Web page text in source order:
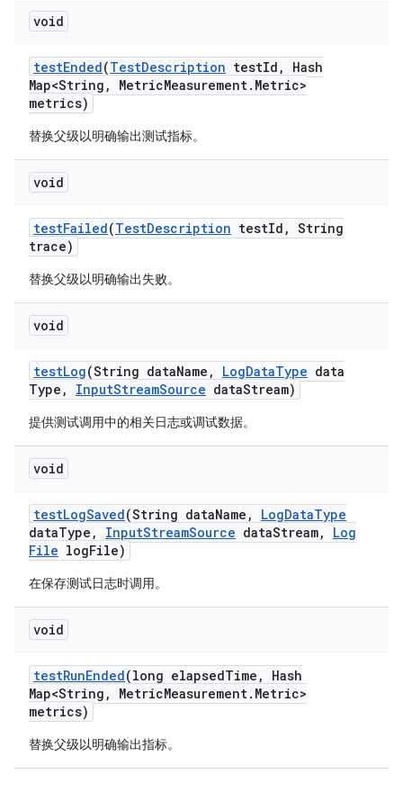
void
testEnded(TestDescription testId ,
Hash
Map<String , MetricMeasurement. Metric>
metrics)
替换父级以明确输出测试指标。
void
testFailed(TestDescription testId , String
trace)
替换父级以明确输出失败。
void
testLog(String dataName , LogDataType data
Type , InputStreamSource dataStream)
提供测试调用中的相关日志或调试数据。
void
testLogSaved(String dataName , LogDataType
dataType , InputStreamSource dataStream,
Log
File logFile)
在保存测试日志时调用。
void
testRunEnded(long elapsedTime ,
Hash
Map<String , MetricMeasurement. Metric>
metrics)
替换父级以明确输出指标。